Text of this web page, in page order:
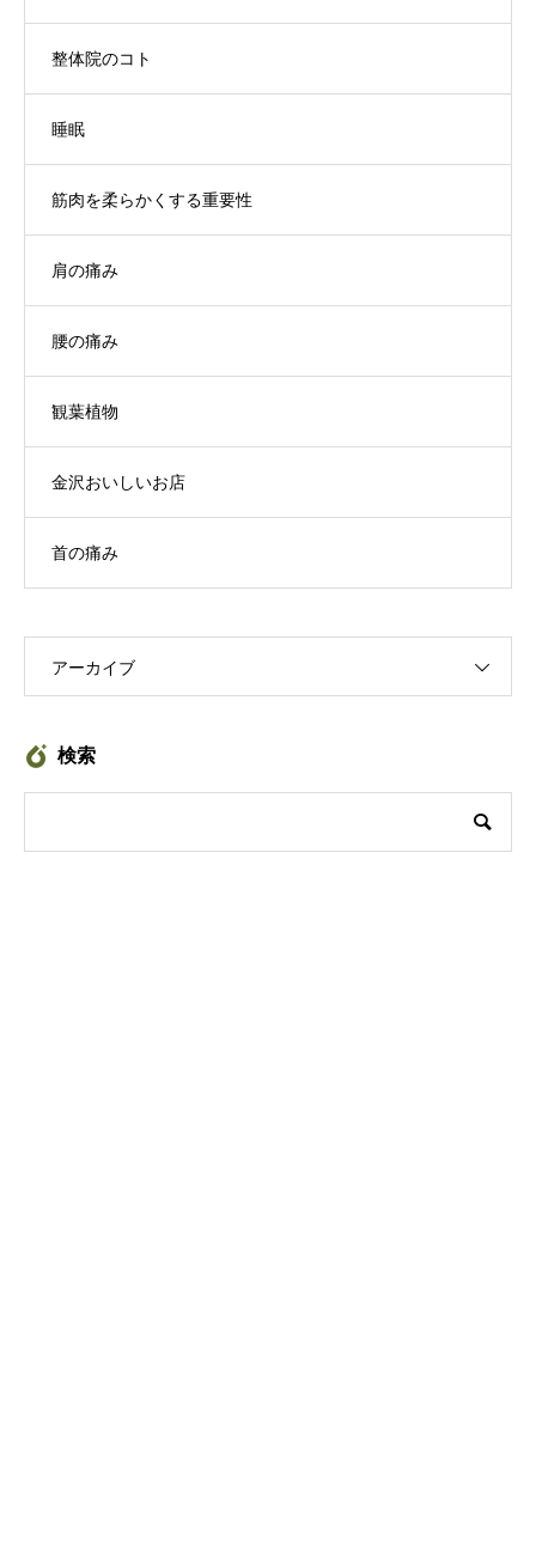
整体院のコト
睡眠
筋肉を柔らかくする重要性
肩の痛み
腰の痛み
観葉植物
金沢おいしいお店
首の痛み
アーカイブ
検索